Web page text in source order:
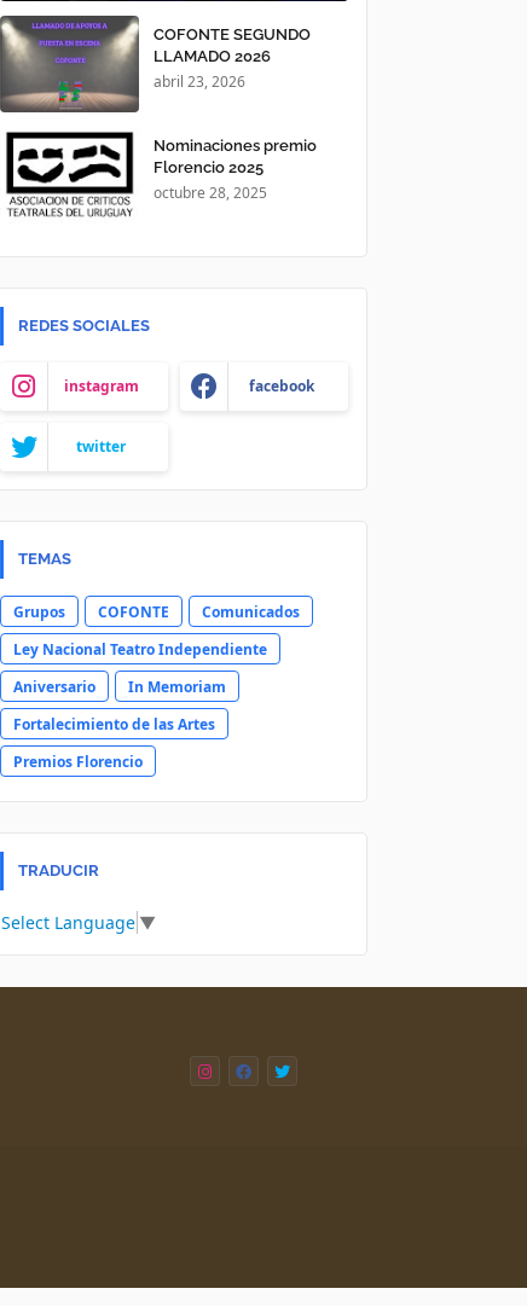
COFONTE SEGUNDO
LLAMADO 2026
abril 23, 2026
Nominaciones premio
Florencio 2025
octubre 28, 2025
REDES SOCIALES
instagram facebook
twitter
TEMAS
Grupos COFONTE
Comunicados
Ley Nacional Teatro Independiente
Aniversario
In Memoriam
Fortalecimiento de las Artes
Premios Florencio
TRADUCIR
Select Language ▼